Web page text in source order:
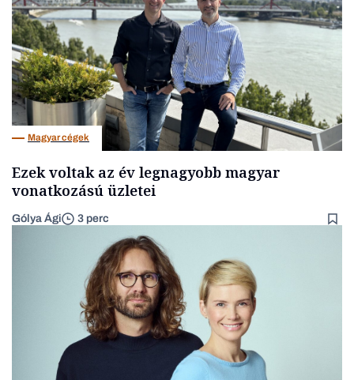
Magyar cégek
Ezek voltak az év legnagyobb magyar
vonatkozású üzletei
Gólya Ági 3 perc